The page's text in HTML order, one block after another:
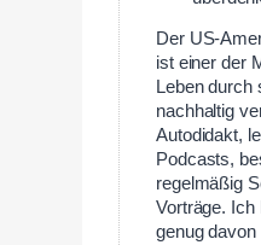
Der US-
ist einer der
Leben durch
nachhaltig
Autodidakt,
Podcasts,
regelmäßig
Vorträge. Ich
genug